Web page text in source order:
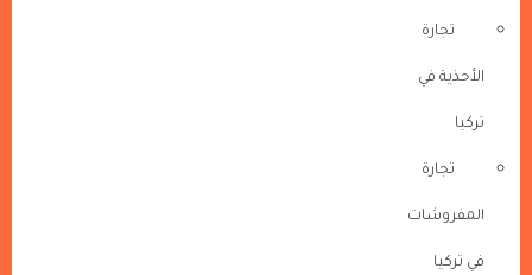
تجارة
الأحذية في
تركيا
تجارة
المفروشات
في تركيا